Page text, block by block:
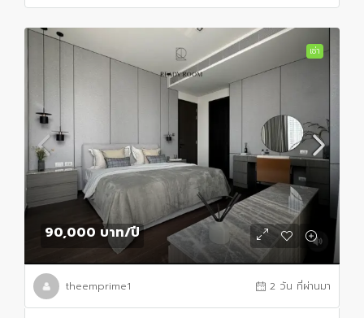
เช่า
90,000 บาท/ปี
theemprime1 2 วัน ที่ผ่านมา